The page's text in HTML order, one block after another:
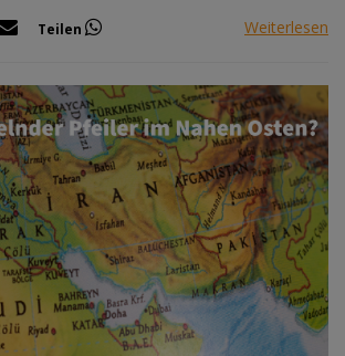
Teilen Weiterlesen